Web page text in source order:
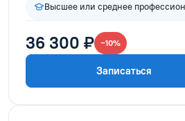
Высшее или среднее
36 300 ₽ −10%
Записаться